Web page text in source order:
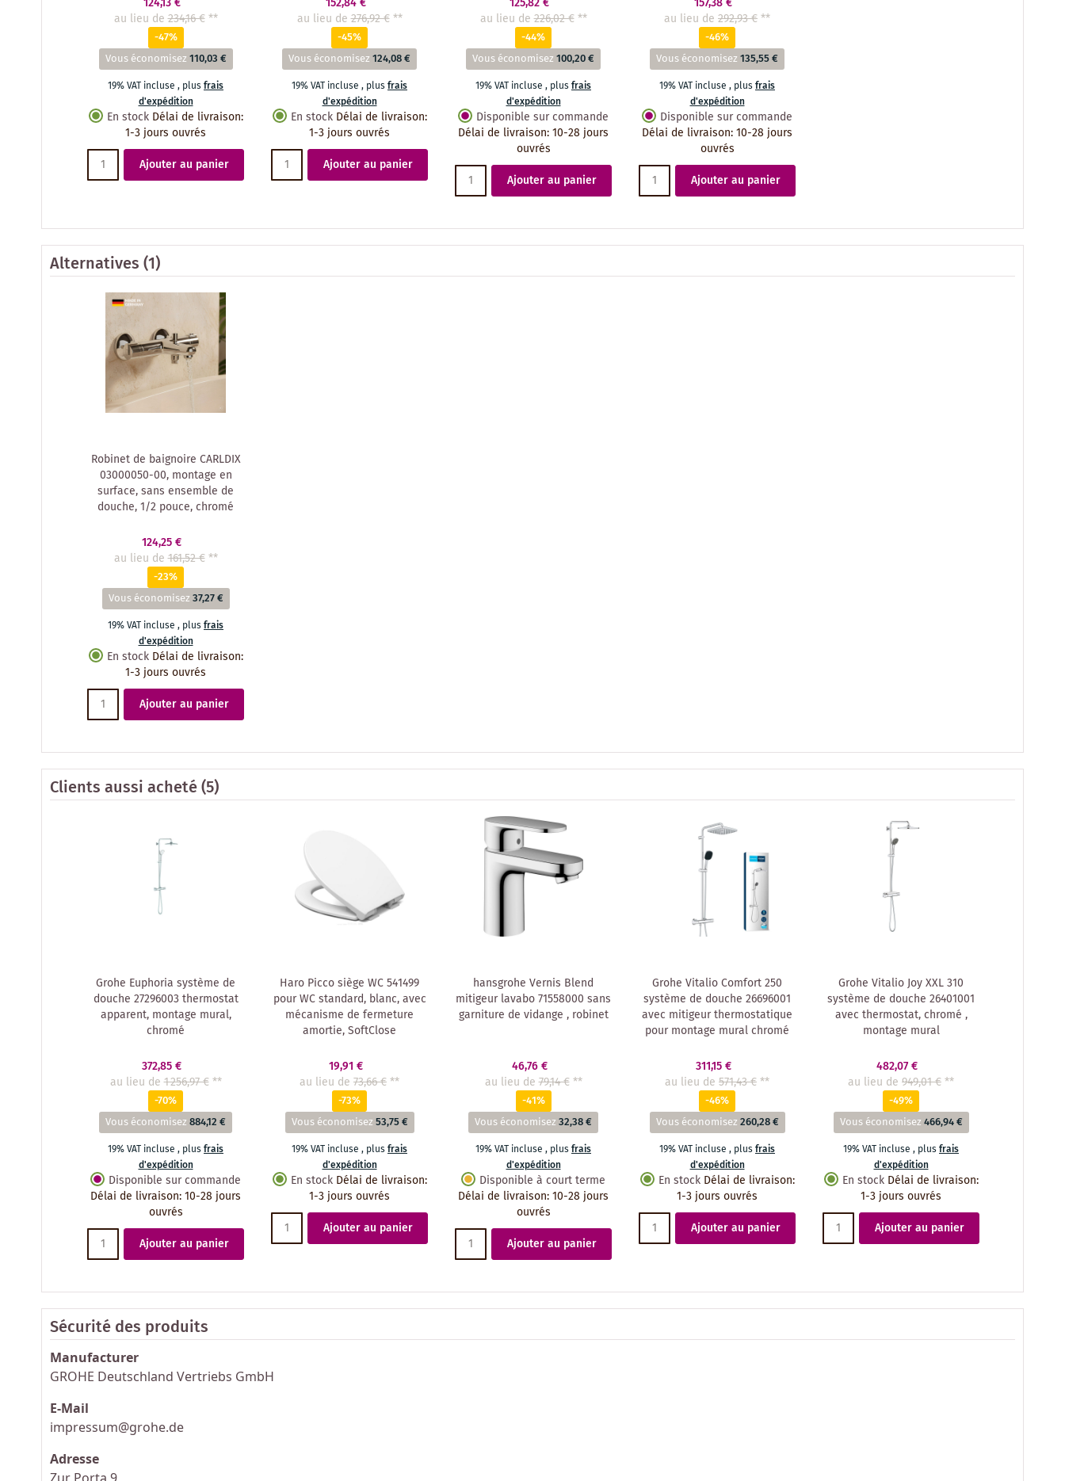
au lieu de 234,16 € **
-47%
Vous économisez110,03 €
19% VAT incluse , plusfrais
d'expédition
En stock Délai de livraison:
1-3 jours ouvrés
Ajouter au panier
au lieu de 276,92 € **
-45%
Vous économisez124,08 €
19% VAT incluse , plusfrais
d'expédition
En stock Délai de livraison:
1-3 jours ouvrés
Ajouter au panier
au lieu de 226,02 € **
-44%
Vous économisez100,20 €
19% VAT incluse , plusfrais
d'expédition
Disponible sur commande
Délai de livraison:10-28 jours
ouvrés
Ajouter au panier
au lieu de 292,93 €**
-46%
Vous économisez135,55 €
19% VAT incluse , plusfrais
d'expédition
Disponible sur commande
Délai de livraison:10-28 jours
ouvrés
Ajouter au panier
Alternatives(1)
Robinet de baignoire CARLDIX
03000050-00, montage en
surface, sans ensemble de
douche, 1/2 pouce, chromé
124,25 €
au lieu de 161,52 € **
-23%
Vous économisez37,27 €
19% VAT incluse , plusfrais
d'expédition
En stock Délai de livraison:
1-3 jours ouvrés
Ajouter au panier
Clients aussi acheté(5)
Grohe Euphoria système de
douche 27296003 thermostat
apparent, montage mural,
chromé
372,85 €
au lieu de 1 256,97 € **
-70%
Vous économisez884,12 €
19% VAT incluse , plusfrais
d'expédition
Disponible sur commande
Délai de livraison:10-28 jours
ouvrés
Ajouter au panier
Haro Picco siège WC 541499
pour WC standard, blanc, avec
mécanisme de fermeture
amortie, SoftClose
19,91 €
au lieu de 73,66 €**
-73%
Vous économisez53,75 €
19% VAT incluse , plusfrais
d'expédition
En stock Délai de livraison:
1-3 jours ouvrés
Ajouter au panier
hansgrohe Vernis Blend
mitigeur lavabo 71558000 sans
garniture de vidange , robinet
46,76 €
au lieu de 79,14 € **
-41%
Vous économisez32,38 €
19% VAT incluse , plusfrais
d'expédition
Disponible à court terme
Délai de livraison:10-28 jours
ouvrés
Ajouter au panier
Grohe Vitalio Comfort 250
système de douche 26696001
avec mitigeur thermostatique
pour montage mural chromé
311,15 €
au lieu de 571,43 €**
-46%
Vous économisez260,28 €
19% VAT incluse , plusfrais
d'expédition
En stock Délai de livraison:
1-3 jours ouvrés
Ajouter au panier
Grohe Vitalio Joy XXL 310
système de douche 26401001
avec thermostat, chromé ,
montage mural
482,07 €
au lieu de 949,01 €**
-49%
Vous économisez466,94 €
19% VAT incluse , plusfrais
d'expédition
En stock Délai de livraison:
1-3 jours ouvrés
Ajouter au panier
Sécurité des produits
Manufacturer
GROHE Deutschland Vertriebs GmbH
E-Mail
impressum@grohe.de
Adresse
Zur Porta 9